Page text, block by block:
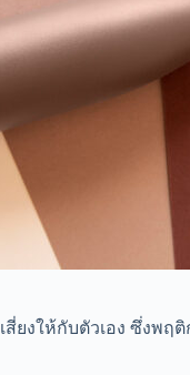
ยงให้กับตัวเอง ซึ่งพ